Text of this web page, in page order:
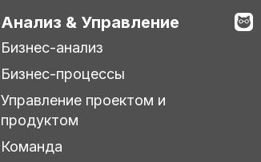
Анализ & Управление
Бизнес-анализ
Бизнес-процессы
Управление проектом и
продуктом
Команда